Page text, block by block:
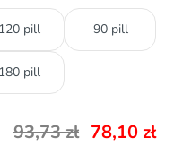
120 pill 90 pill
180 pill
93,73zł 78,10 zł